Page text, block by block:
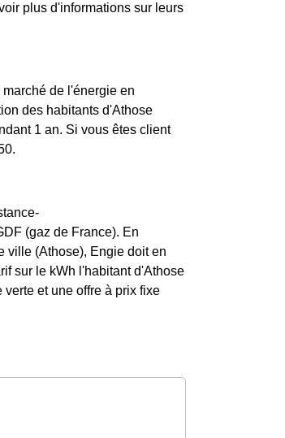
plus d'informations sur leurs
de l'énergie en
des habitants d'Athose
1 an. Si vous êtes client
(gaz de France). En
ville (Athose), Engie doit en
sur le kWh l'habitant d'Athose
et une offre à prix fixe